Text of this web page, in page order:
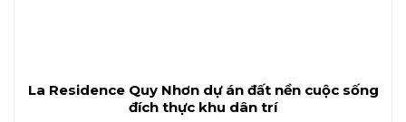
La Residence Quy Nhơn dự án đất nền cuộc sống
đích thực khu dân trí